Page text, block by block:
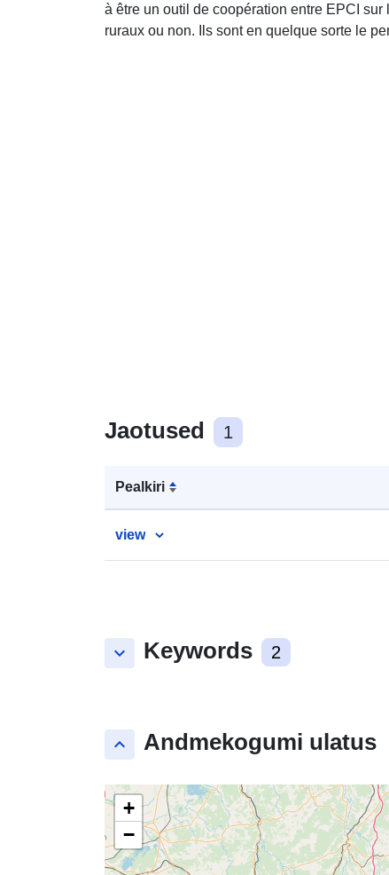
à être un outil de coopération entre EPCI
ruraux ou non. Ils sont en quelque sorte le
Jaotused 1
Pealkiri
view
keyboard_arrow_down Keywords 2
keyboard_arrow_up Andmekogumi ulatus
+
−